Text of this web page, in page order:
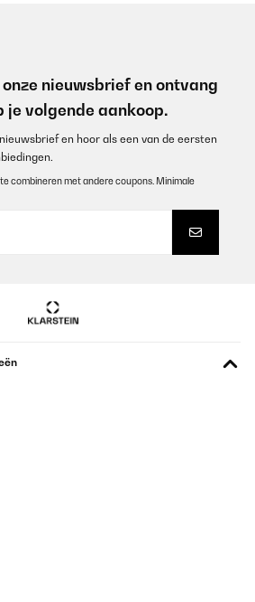
nieuwsbrief en ontvang
je volgende aankoop.
en hoor als een van de eersten
combineren met andere coupons. Minimale